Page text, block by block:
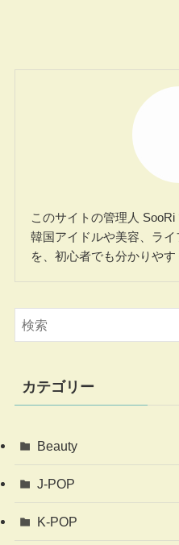
このサイトの管理人 SooRi
韓国アイドルや美容、ラ
を、初心者でも分かりやす
カテゴリー
Beauty
J-POP
K-POP